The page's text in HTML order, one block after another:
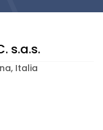
s.a.s.
Italia